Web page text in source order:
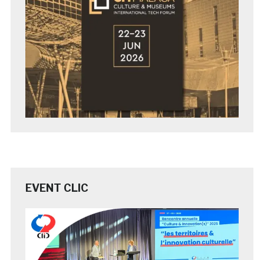
EVENT CLIC